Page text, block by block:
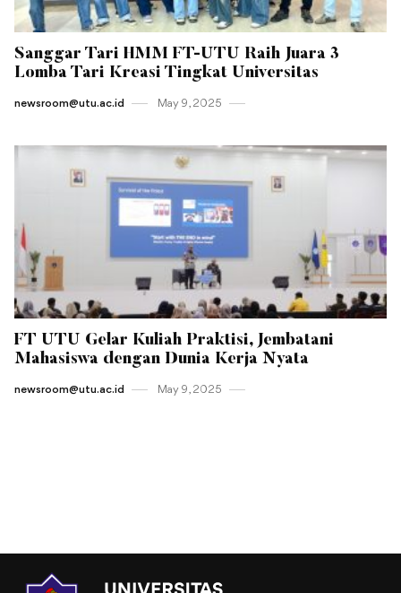
Sanggar Tari HMM FT-UTU Raih Juara 3
Lomba Tari Kreasi Tingkat Universitas
newsroom@utu.ac.id May 9 , 2025
FT UTU Gelar Kuliah Praktisi, Jembatani
Mahasiswa dengan Dunia Kerja Nyata
newsroom@utu.ac.id May 9 , 2025